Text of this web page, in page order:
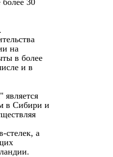
30
на
в более
и в
является
в Сибири и
стелек, а